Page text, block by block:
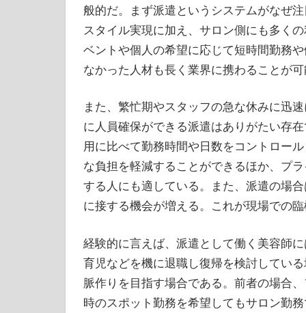
般的だ。まず派遣というシステムがなぜ
スタイル実現に加え、サロン側にも多く
ベントや個人の希望に応じて短時間勤務
なかった人材も長く業界に携わることが
また、繁忙期やスタッフの急な休みに迅
に人員確保ができる派遣はありがたい存
用に比べて勤務時間や日数をコントロー
な負担を軽減することができるほか、プ
する人にも適している。また、派遣の場
に接する機会が増える。これが現場での
経験的に言えば、派遣として働く美容師
育児などを機に退職し復帰を検討してい
脈作りを目指す場合である。前者の場合
時のスポット勤務を希望してもサロン勤